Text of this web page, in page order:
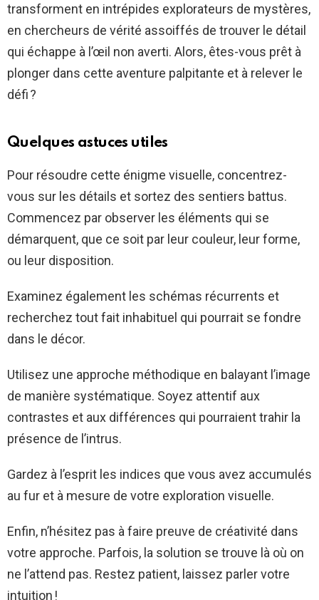
transforment en intrépides explorateurs de mystères,
en chercheurs de vérité assoiffés de trouver le détail
qui échappe à l’œil non averti. Alors, êtes-vous prêt à
plonger dans cette aventure palpitante et à relever le
défi ?
Quelques astuces utiles
Pour résoudre cette énigme visuelle, concentrez-
vous sur les détails et sortez des sentiers battus.
Commencez par observer les éléments qui se
démarquent, que ce soit par leur couleur, leur forme,
ou leur disposition.
Examinez également les schémas récurrents et
recherchez tout fait inhabituel qui pourrait se fondre
dans le décor.
Utilisez une approche méthodique en balayant l’image
de manière systématique. Soyez attentif aux
contrastes et aux différences qui pourraient trahir la
présence de l’intrus.
Gardez à l’esprit les indices que vous avez accumulés
au fur et à mesure de votre exploration visuelle.
Enfin, n’hésitez pas à faire preuve de créativité dans
votre approche. Parfois, la solution se trouve là où on
ne l’attend pas. Restez patient, laissez parler votre
intuition !